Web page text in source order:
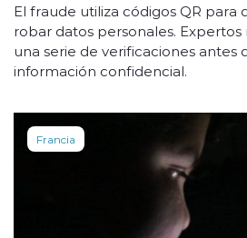
El fraude utiliza códigos QR para
robar datos personales.
una serie de verificaciones antes
información confidencial.
Francia